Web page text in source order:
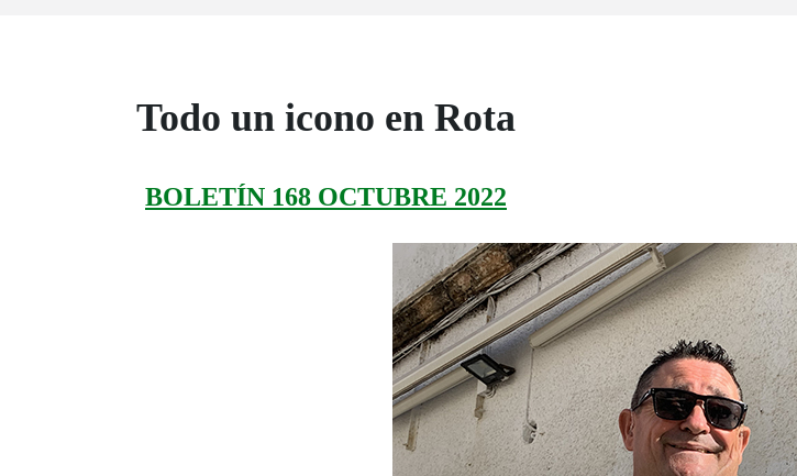
Todo un icono en Rota
BOLETÍN 168 OCTUBRE 2022